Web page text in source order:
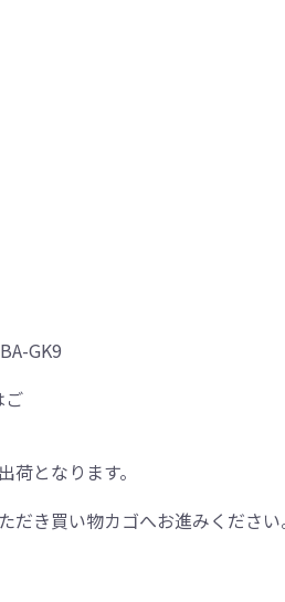
GK9
ご
となります。
だき買い物カゴへお進みくださ